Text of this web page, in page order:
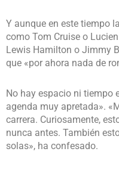
Y aunque en este tiempo
como Tom Cruise o
Lewis Hamilton o Jimmy
que «por ahora nada de
No hay espacio ni tiempo
agenda muy apretada».
carrera. Curiosamente,
nunca antes. También
solas», ha confesado.